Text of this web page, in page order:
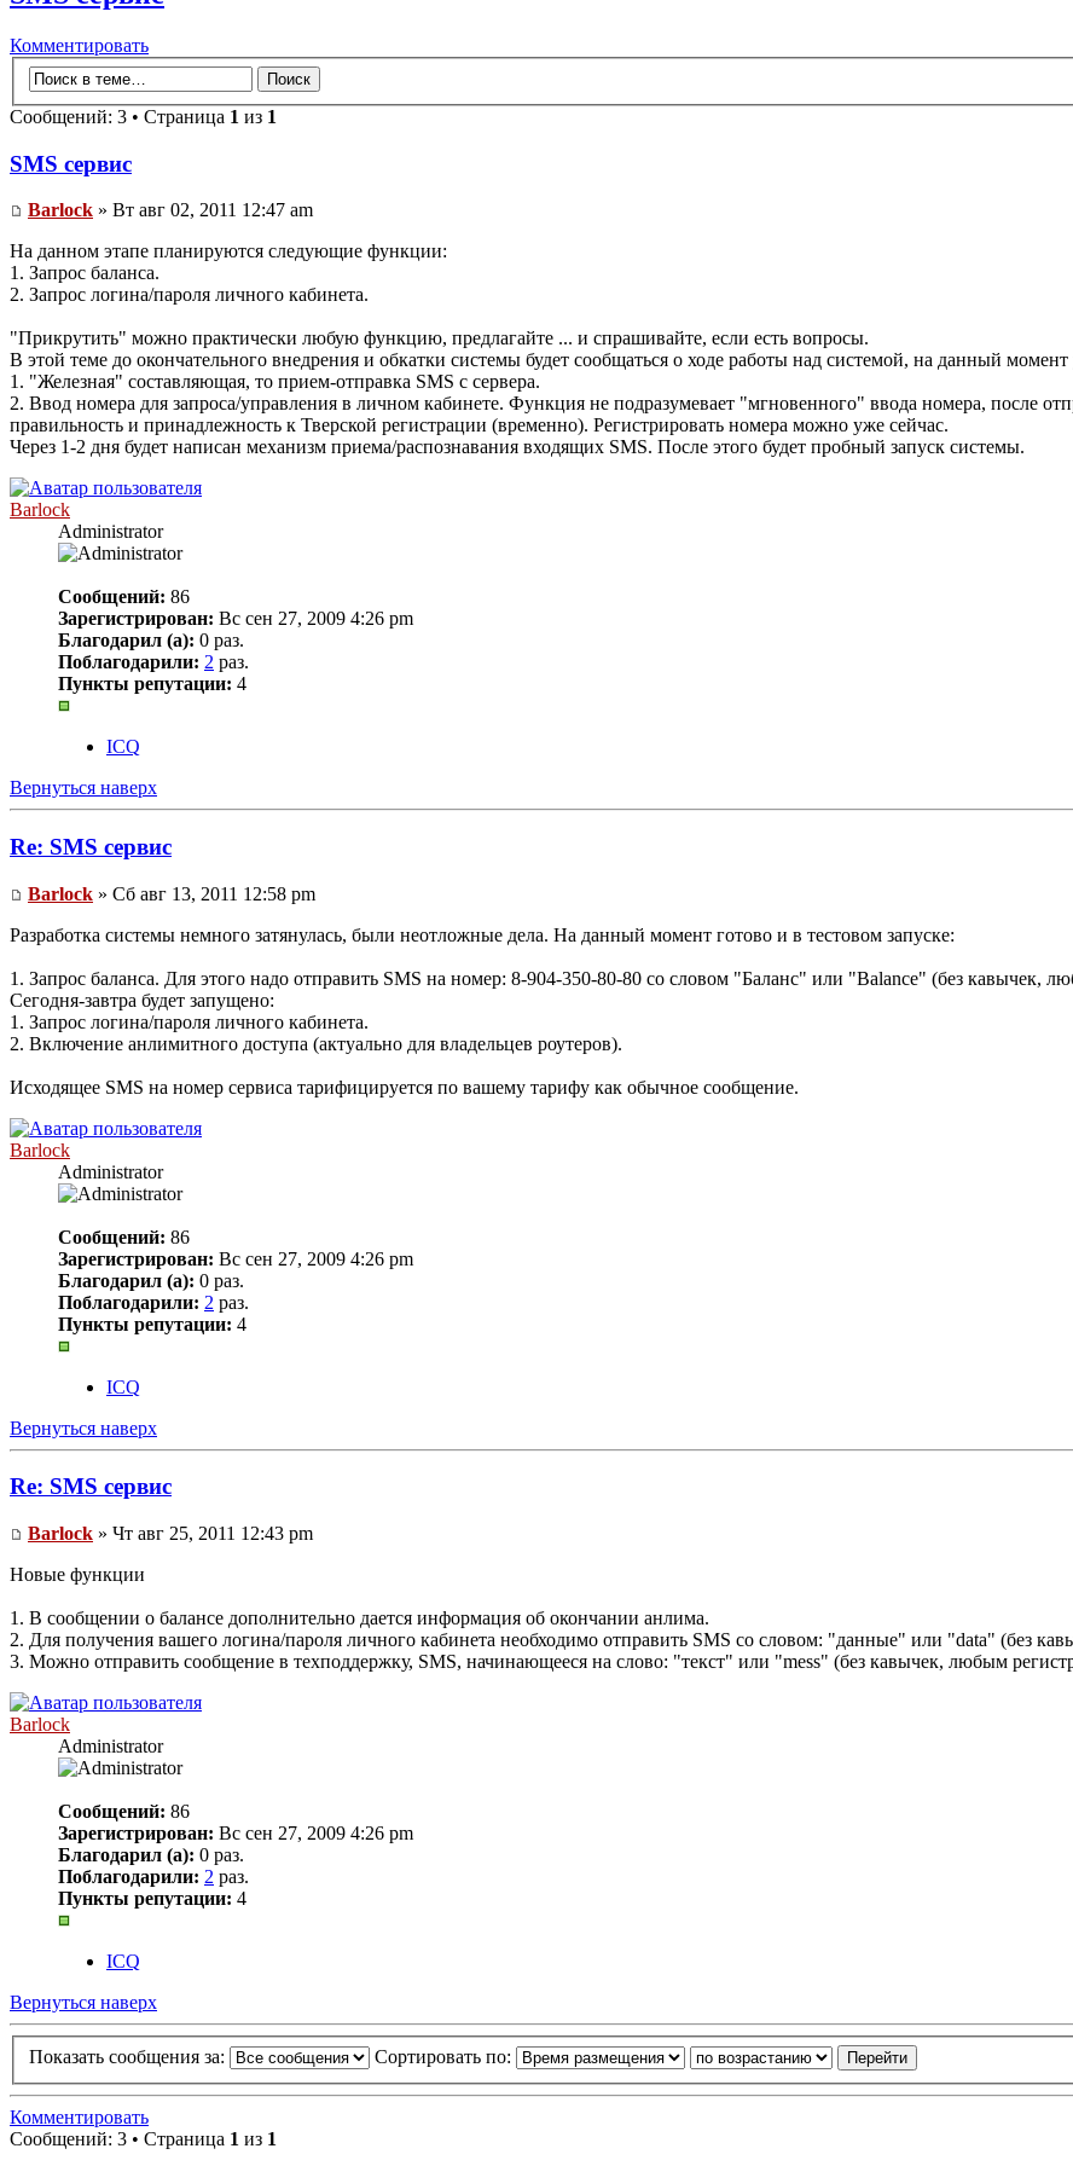
Комментировать
Сообщений: 3 • Страница 1 из 1
SMS сервис
Barlock » Вт авг 02, 2011 12:47 am
На данном этапе планируются следующие функции:
1. Запрос баланса.
2. Запрос логина/пароля личного кабинета.
"Прикрутить" можно практически любую функцию, предлагайте ... и спрашивайте, если есть вопросы.
В этой теме до окончательного внедрения и обкатки системы будет сообщаться о ходе работы над системой, на данный момент
1. "Железная" составляющая, то прием-отправка SMS с сервера.
2. Ввод номера для запроса/управления в личном кабинете. Функция не подразумевает "мгновенного" ввода номера, после
правильность и принадлежность к Тверской регистрации (временно). Регистрировать номера можно уже сейчас.
Через 1-2 дня будет написан механизм приема/распознавания входящих SMS. После этого будет пробный запуск системы.
Barlock
Administrator
Сообщений: 86
Зарегистрирован: Вс сен 27, 2009 4:26 pm
Благодарил (а): 0 раз.
Поблагодарили: 2 раз.
Пункты репутации: 4
ICQ
Вернуться наверх
Re: SMS сервис
Barlock » Сб авг 13, 2011 12:58 pm
Разработка системы немного затянулась, были неотложные дела. На данный момент готово и в тестовом запуске:
1. Запрос баланса. Для этого надо отправить SMS на номер: 8-904-350-80-80 со словом "Баланс" или "Balance" (без кавычек,
Сегодня-завтра будет запущено:
1. Запрос логина/пароля личного кабинета.
2. Включение анлимитного доступа (актуально для владельцев роутеров).
Исходящее SMS на номер сервиса тарифицируется по вашему тарифу как обычное сообщение.
Barlock
Administrator
Сообщений: 86
Зарегистрирован: Вс сен 27, 2009 4:26 pm
Благодарил (а): 0 раз.
Поблагодарили: 2 раз.
Пункты репутации: 4
ICQ
Вернуться наверх
Re: SMS сервис
Barlock » Чт авг 25, 2011 12:43 pm
Новые функции
1. В сообщении о балансе дополнительно дается информация об окончании анлима.
2. Для получения вашего логина/пароля личного кабинета необходимо отправить SMS со словом: "данные" или "data" (без
3. Можно отправить сообщение в техподдержку, SMS, начинающееся на слово: "текст" или "mess" (без кавычек, любым
Barlock
Administrator
Сообщений: 86
Зарегистрирован: Вс сен 27, 2009 4:26 pm
Благодарил (а): 0 раз.
Поблагодарили: 2 раз.
Пункты репутации: 4
ICQ
Вернуться наверх
Показать сообщения за: Сортировать по:
Комментировать
Сообщений: 3 • Страница 1 из 1